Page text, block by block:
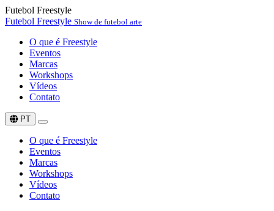
Futebol Freestyle
Futebol Freestyle Show de futebol arte
O que é Freestyle
Eventos
Marcas
Workshops
Vídeos
Contato
PT
O que é Freestyle
Eventos
Marcas
Workshops
Vídeos
Contato